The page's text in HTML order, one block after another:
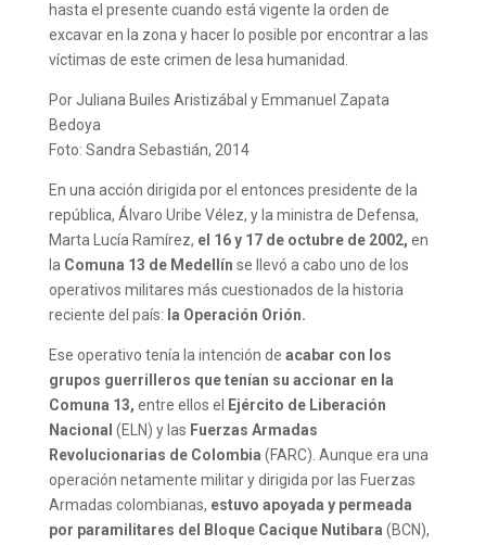
hasta el presente cuando está vigente la orden de
excavar en la zona y hacer lo posible por encontrar a las
víctimas de este crimen de lesa humanidad
Por Juliana Builes Aristizábal y Emmanuel Zapata
Bedoya
Foto: Sandra Sebastián, 2014
En una acción dirigida por el entonces presidente de la
república, Álvaro Uribe Vélez, y la ministra de Defensa,
Marta Lucía Ramírez, el 16 y 17 de octubre de 2002, en
la Comuna 13 de Medellín se llevó a cabo uno de los
operativos militares más cuestionados de la historia
reciente del país: la Operación Orión.
Ese operativo tenía la intención de acabar con los
grupos guerrilleros que tenían su accionar en la
Comuna 13, entre ellos el
Ejército de Liberación
Nacional (ELN) y las Fuerzas Armadas
Revolucionarias de Colombia (FARC). Aunque era una
operación netamente militar y dirigida por las Fuerzas
Armadas colombianas, estuvo apoyada y permeada
por paramilitares del Bloque Cacique Nutibara (BCN),